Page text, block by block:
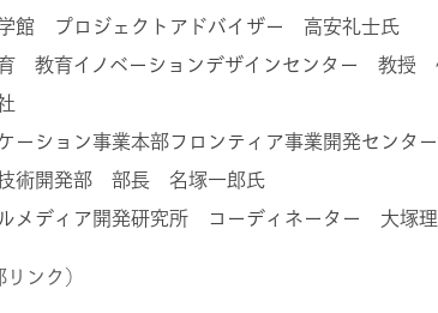
プロジェクトアドバイザー 高安礼士氏
教育イノベーションデザインセンター 教授
ョン事業本部フロンティア事業開発センター
開発部 部長 名塚一郎氏
ディア開発研究所 コーディネーター 大塚
リンク）